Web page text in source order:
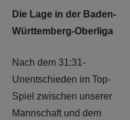
Die Lage in der Baden-
Württemberg-Oberliga
Nach dem 31:31-
Unentschieden im Top-
Spiel zwischen unserer
Mannschaft und dem